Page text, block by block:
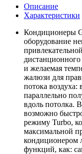
Описание
Характеристики
Кондиционеры
оборудование
и желаемая
жалюзи для
потока воздуха:
параллельно
вдоль потолка.
возможно
режиму Turbo,
максимальной
кондиционером
функций, как: